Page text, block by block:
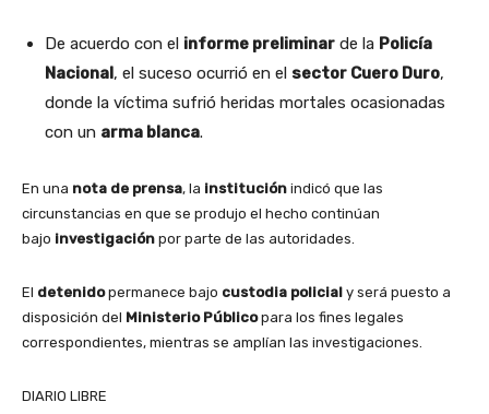
De acuerdo con el informe preliminar de la Policía
Nacional, el suceso ocurrió en el sector Cuero Duro,
donde la víctima sufrió heridas mortales ocasionadas
con un arma blanca.
En una nota de prensa, la institución indicó que las
circunstancias en que se produjo el hecho continúan
bajo investigación por parte de las autoridades.
El detenidopermanece bajo custodia policial y será puesto a
disposición del Ministerio Públicopara los fines legales
correspondientes, mientras se amplían las investigaciones.
DIARIO LIBRE